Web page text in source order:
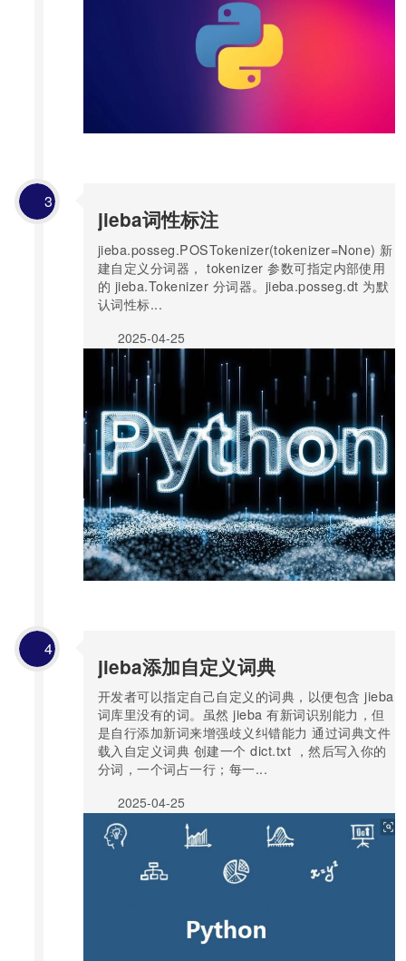
3
jieba词性标注
jieba.posseg.POSTokenizer(tokenizer=None) 新
建自定义分词器， tokenizer 参数可指定内部使用
的 jieba.Tokenizer 分词器。jieba.posseg.dt 为默
认词性标...
2025-04-25
4
jieba添加自定义词典
开发者可以指定自己自定义的词典，以便包含 jieba
词库里没有的词。虽然 jieba 有新词识别能力，但
是自行添加新词来增强歧义纠错能力 通过词典文件
载入自定义词典 创建一个 dict.txt ，然后写入你的
分词，一个词占一行；每一...
2025-04-25